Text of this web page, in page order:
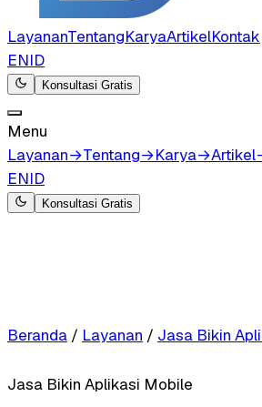
LayananTentangKaryaArtikelKontak
ENID
Konsultasi Gratis
Menu
Layanan→Tentang→Karya→Artikel
ENID
Konsultasi Gratis
Beranda / Layanan / Jasa Bikin
Jasa Bikin Aplikasi Mobile